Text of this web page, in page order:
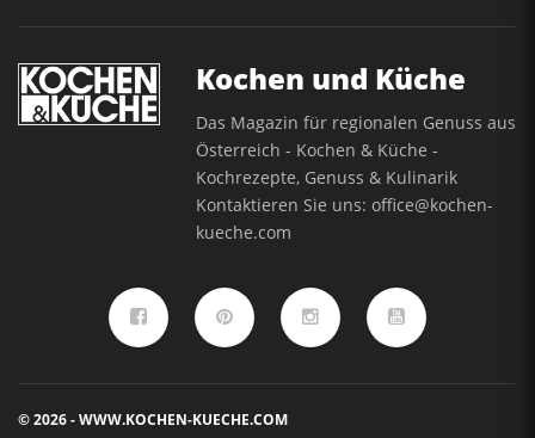
Kochen und Küche
Das Magazin für regionalen Genuss aus
Österreich - Kochen & Küche -
Kochrezepte, Genuss & Kulinarik
Kontaktieren Sie uns:office@kochen-
kueche.com
© 2026 - WWW.KOCHEN-KUECHE.COM